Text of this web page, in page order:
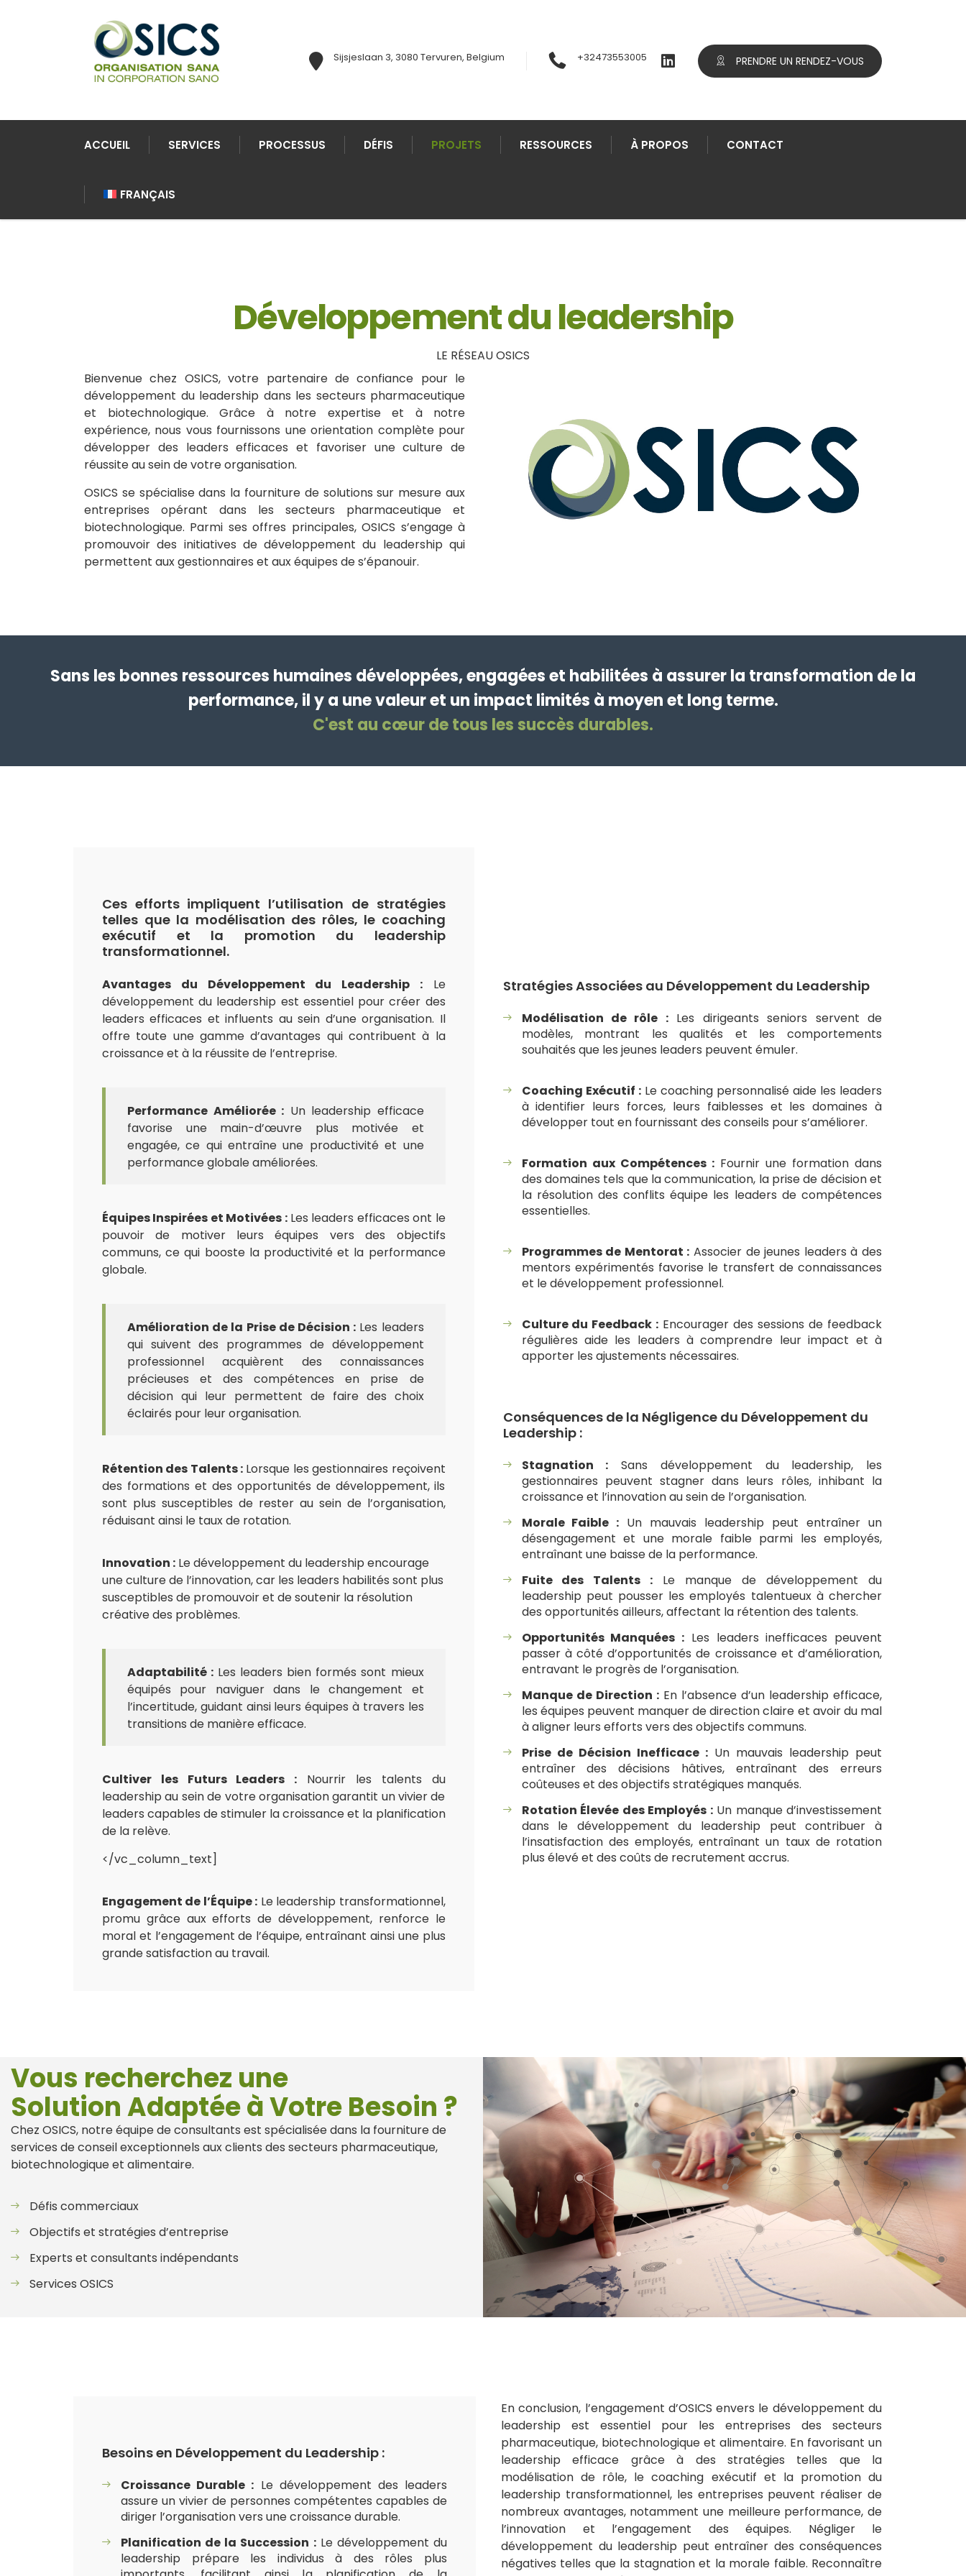
Sijsjeslaan 3, 3080 Tervuren, Belgium +32473553005 PRENDRE UN RENDEZ-VOUS
ACCUEIL SERVICES PROCESSUS DÉFIS PROJETS RESSOURCES À PROPOS CONTACT
FRANÇAIS
Développement du leadership
LE RÉSEAU OSICS
Bienvenue chez OSICS, votre partenaire de confiance pour le
développement du leadership dans les secteurs pharmaceutique
et biotechnologique. Grâce à notre expertise et à notre
expérience, nous vous fournissons une orientation complète pour
développer des leaders efficaces et favoriser une culture de
réussite au sein de votre organisation.
OSICS se spécialise dans la fourniture de solutions sur mesure aux
entreprises opérant dans les secteurs pharmaceutique et
biotechnologique. Parmi ses offres principales, OSICS s’engage à
promouvoir des initiatives de développement du leadership qui
permettent aux gestionnaires et aux équipes de s’épanouir.
Sans les bonnes ressources humaines développées, engagées et habilitées à assurer la transformation de la
performance, il y a une valeur et un impact limités à moyen et long terme.
C'est au cœur de tous les succès durables.
Ces efforts impliquent l’utilisation de stratégies
telles que la modélisation des rôles, le coaching
exécutif et la promotion du leadership
transformationnel.
Avantages du Développement du Leadership :Le
développement du leadership est essentiel pour créer des
leaders efficaces et influents au sein d’une organisation. Il
offre toute une gamme d’avantages qui contribuent à la
croissance et à la réussite de l’entreprise.
Performance Améliorée : Un leadership efficace
favorise une main-d’œuvre plus motivée et
engagée, ce qui entraîne une productivité et une
performance globale améliorées.
Équipes Inspirées et Motivées :Les leaders efficaces ont le
pouvoir de motiver leurs équipes vers des objectifs
communs, ce qui booste la productivité et la performance
globale.
Amélioration de la Prise de Décision : Les leaders
qui suivent des programmes de développement
professionnel acquièrent des connaissances
précieuses et des compétences en prise de
décision qui leur permettent de faire des choix
éclairés pour leur organisation.
Rétention des Talents : Lorsque les gestionnaires reçoivent
des formations et des opportunités de développement, ils
sont plus susceptibles de rester au sein de l’organisation,
réduisant ainsi le taux de rotation.
Innovation : Le développement du leadership encourage
une culture de l’innovation, car les leaders habilités sont plus
susceptibles de promouvoir et de soutenir la résolution
créative des problèmes.
Adaptabilité : Les leaders bien formés sont mieux
équipés pour naviguer dans le changement et
l’incertitude, guidant ainsi leurs équipes à travers les
transitions de manière efficace.
Cultiver les Futurs Leaders : Nourrir les talents du
leadership au sein de votre organisation garantit un vivier de
leaders capables de stimuler la croissance et la planification
de la relève.
</vc_column_text]
Engagement de l’Équipe : Le leadership transformationnel,
promu grâce aux efforts de développement, renforce le
moral et l’engagement de l’équipe, entraînant ainsi une plus
grande satisfaction au travail.
Stratégies Associées au Développement du Leadership
Modélisation de rôle :Les dirigeants seniors servent de
modèles, montrant les qualités et les comportements
souhaités que les jeunes leaders peuvent émuler.
Coaching Exécutif :Le coaching personnalisé aide les leaders
à identifier leurs forces, leurs faiblesses et les domaines à
développer tout en fournissant des conseils pour s’améliorer.
Formation aux Compétences :Fournir une formation dans
des domaines tels que la communication, la prise de décision et
la résolution des conflits équipe les leaders de compétences
essentielles.
Programmes de Mentorat : Associer de jeunes leaders à des
mentors expérimentés favorise le transfert de connaissances
et le développement professionnel.
Culture du Feedback : Encourager des sessions de feedback
régulières aide les leaders à comprendre leur impact et à
apporter les ajustements nécessaires.
Conséquences de la Négligence du Développement du
Leadership :
Stagnation : Sans développement du leadership, les
gestionnaires peuvent stagner dans leurs rôles, inhibant la
croissance et l’innovation au sein de l’organisation.
Morale Faible : Un mauvais leadership peut entraîner un
désengagement et une morale faible parmi les employés,
entraînant une baisse de la performance.
Fuite des Talents : Le manque de développement du
leadership peut pousser les employés talentueux à chercher
des opportunités ailleurs, affectant la rétention des talents.
Opportunités Manquées : Les leaders inefficaces peuvent
passer à côté d’opportunités de croissance et d’amélioration,
entravant le progrès de l’organisation.
Manque de Direction :En l’absence d’un leadership efficace,
les équipes peuvent manquer de direction claire et avoir du mal
à aligner leurs efforts vers des objectifs communs.
Prise de Décision Inefficace :Un mauvais leadership peut
entraîner des décisions hâtives, entraînant des erreurs
coûteuses et des objectifs stratégiques manqués.
Rotation Élevée des Employés :Un manque d’investissement
dans le développement du leadership peut contribuer à
l’insatisfaction des employés, entraînant un taux de rotation
plus élevé et des coûts de recrutement accrus.
Vous recherchez une
Solution Adaptée à Votre Besoin ?
Chez OSICS, notre équipe de consultants est spécialisée dans la fourniture de
services de conseil exceptionnels aux clients des secteurs pharmaceutique,
biotechnologique et alimentaire.
Défis commerciaux
Objectifs et stratégies d’entreprise
Experts et consultants indépendants
Services OSICS
Besoins en Développement du Leadership :
Croissance Durable : Le développement des leaders
assure un vivier de personnes compétentes capables de
diriger l’organisation vers une croissance durable.
Planification de la Succession :Le développement du
leadership prépare les individus à des rôles plus
En conclusion, l’engagement d’OSICS envers le développement du
leadership est essentiel pour les entreprises des secteurs
pharmaceutique, biotechnologique et alimentaire. En favorisant un
leadership efficace grâce à des stratégies telles que la
modélisation de rôle, le coaching exécutif et la promotion du
leadership transformationnel, les entreprises peuvent réaliser de
nombreux avantages, notamment une meilleure performance, de
l’innovation et l’engagement des équipes. Négliger le
développement du leadership peut entraîner des conséquences
négatives telles que la stagnation et la morale faible. Reconnaître